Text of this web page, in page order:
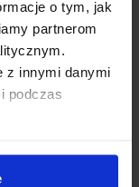
o tym, jak
partnerom
z innymi danymi
podczas